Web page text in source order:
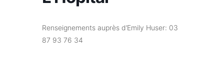
Renseignements auprès d’Emily Huser: 03
87 93 76 34